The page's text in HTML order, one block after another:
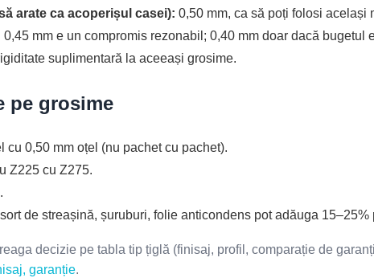
arate ca acoperișul casei): 0,50 mm, ca să poți folosi același
0,45 mm e un compromis rezonabil; 0,40 mm doar dacă
suplimentară la aceeași grosime.
pe grosime
0,50 mm oțel (nu pachet cu pachet).
Z225 cu Z275.
de streașină, șuruburi, folie anticondens pot adăuga 15–25%
decizie pe tabla tip țiglă (finisaj, profil, comparație de
garanție.